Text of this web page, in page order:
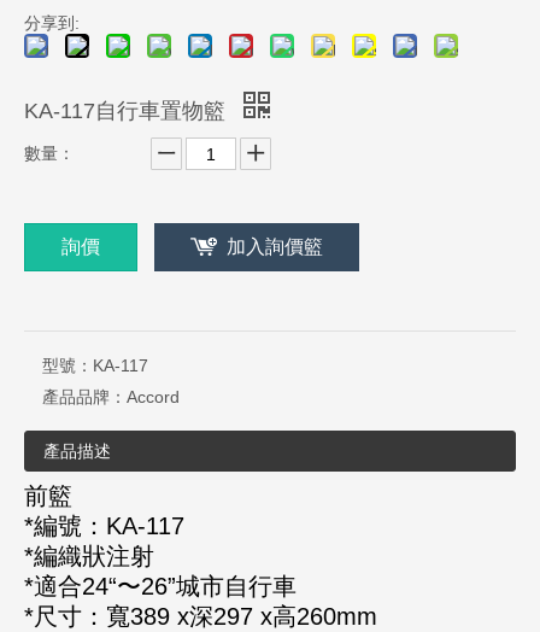
分享到:
KA-117自行車置物籃
數量：
詢價 加入詢價籃
型號： KA-117
產品品牌： Accord
產品描述
前籃
*編號：KA-117
*編織狀注射
*適合24“〜26”城市自行車
*尺寸：寬389 x深297 x高260mm